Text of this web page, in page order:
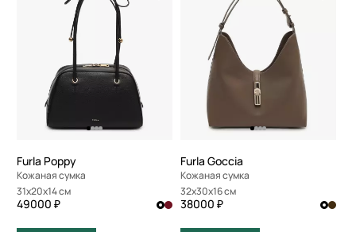
Furla Poppy
Кожаная сумка
31x20x14 см
49000 ₽
Furla Goccia
Кожаная сумка
32x30x16 см
38000 ₽